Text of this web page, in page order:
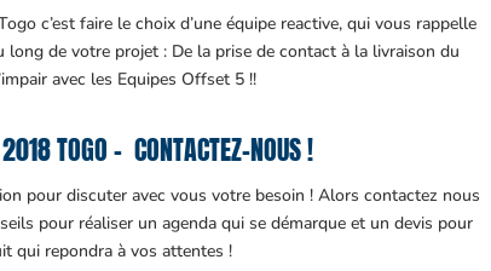
c’est faire le choix d’une équipe reactive, qui vous rappelle
de votre projet : De la prise de contact à la livraison du
avec les Equipes Offset 5 !!
TOGO – CONTACTEZ-NOUS !
pour discuter avec vous votre besoin ! Alors contactez nous
pour réaliser un agenda qui se démarque et un devis pour
qui repondra à vos attentes !